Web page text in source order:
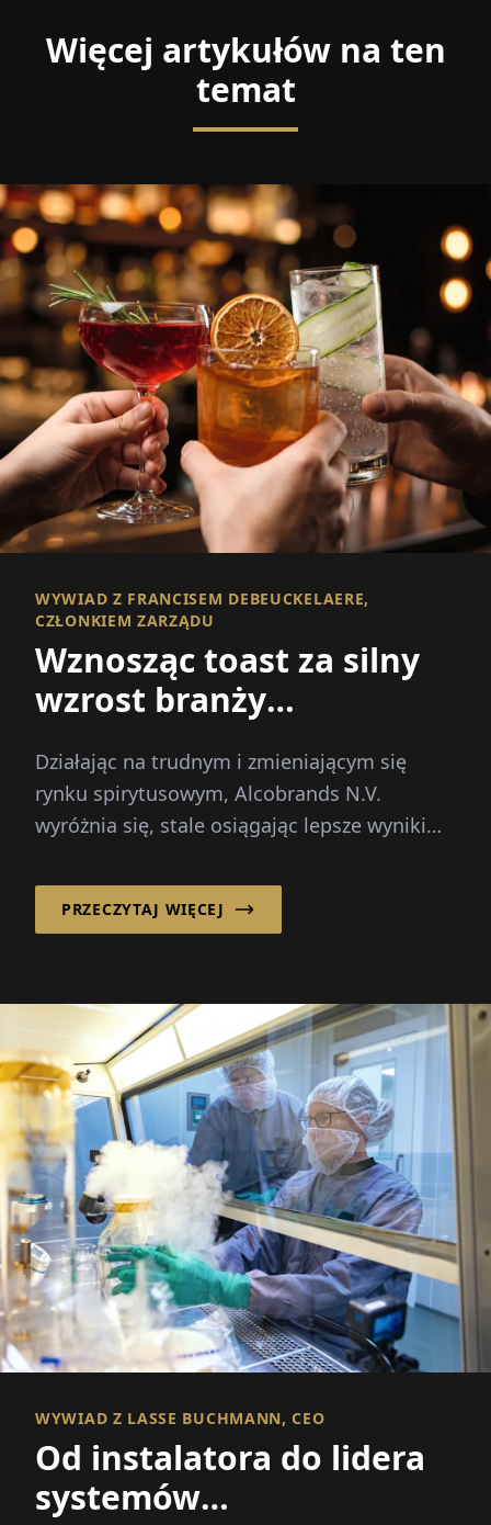
Więcej artykułów na ten
temat
WYWIAD Z FRANCISEM DEBEUCKELAERE,
CZŁONKIEM ZARZĄDU
Wznosząc toast za silny
wzrost branży
Działając na trudnym i zmieniającym się
rynku spirytusowym, Alcobrands N.V.
wyróżnia się, stale osiągając lepsze wyniki
PRZECZYTAJ WIĘCEJ
WYWIAD Z LASSE BUCHMANN, CEO
Od instalatora do lidera
systemów